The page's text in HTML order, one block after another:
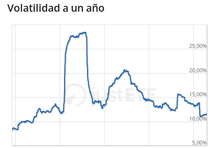
Volatilidad a un año
5,00%
10,00%
15,00%
20,00%
25,00%